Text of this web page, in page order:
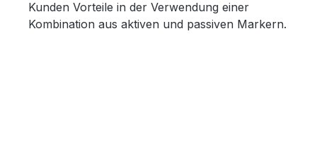
Kunden Vorteile in der Verwendung einer
Kombination aus aktiven und passiven Markern.